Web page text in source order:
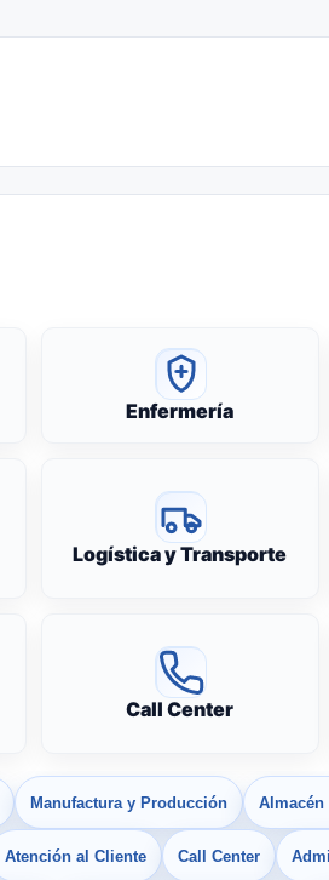
Enfermería
Logística y Transporte
Call Center
Manufactura y Producción Almacén
Atención al Cliente Call Center